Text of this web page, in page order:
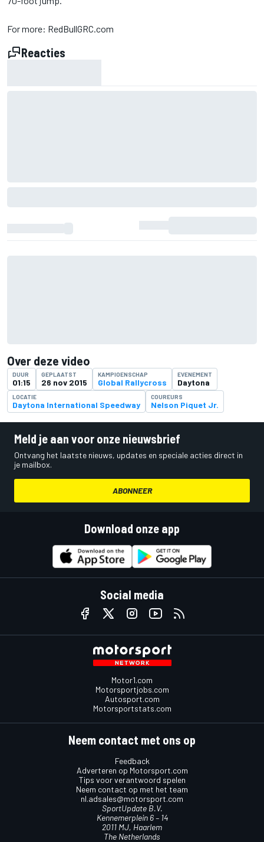
For more: RedBullGRC.com
Reacties
Over deze video
DUUR
01:15
GEPLAATST
26 nov 2015
KAMPIOENSCHAP
Global Rallycross
EVENEMENT
Daytona
LOCATIE
Daytona International Speedway
COUREURS
Nelson Piquet Jr.
Meld je aan voor onze nieuwsbrief
Ontvang het laatste nieuws, updates en speciale acties direct in
je mailbox.
ABONNEER
Download onze app
Social media
Motor1.com
Motorsportjobs.com
Autosport.com
Motorsportstats.com
Neem contact met ons op
Feedback
Adverteren op Motorsport.com
Tips voor verantwoord spelen
Neem contact op met het team
nl.adsales@motorsport.com
SportUpdate B.V.
Kennemerplein 6 – 14
2011 MJ, Haarlem
The Netherlands